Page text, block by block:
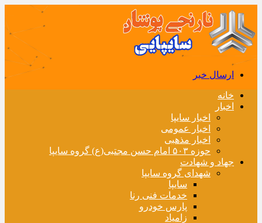
ارسال خبر
خانه
اخبار
اخبار سایپا
اخبار عمومی
اخبار مذهبی
حوزه ۵۰۳ امام حسن مجتبی(ع) گروه سایپا
جهاد و شهادت
شهدای گروه سایپا
سایپا
خدمات فنی رنا
پارس خودرو
زامیاد